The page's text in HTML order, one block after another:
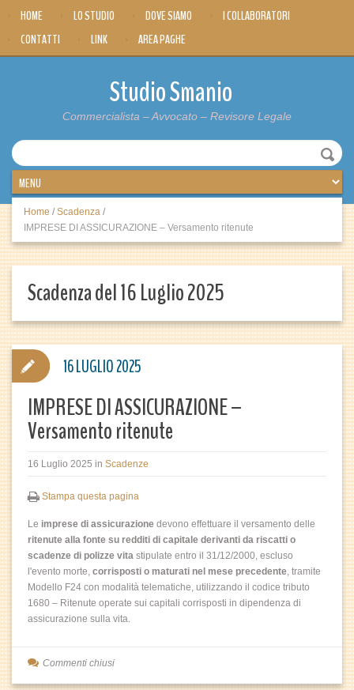
HOME LO STUDIO DOVE SIAMO
I COLLABORATORI
CONTATTI
LINK AREA PAGHE
Studio Smanio
Commercialista – Avvocato – Revisore Legale
Home / Scadenza /
IMPRESE DI ASSICURAZIONE – Versamento ritenute
Scadenza del 16 Luglio 2025
IMPRESE DI ASSICURAZIONE –
Versamento ritenute
16 Luglio 2025 in Scadenze
Stampa questa pagina
Le imprese di assicurazione devono effettuare il versamento delle
ritenute alla fonte su redditi di capitale derivanti da riscatti o
scadenze di polizze vita stipulate entro il 31/12/2000, escluso
l'evento morte, corrisposti o maturati nel mese precedente, tramite
Modello F24 con modalità telematiche, utilizzando il codice tributo
1680 – Ritenute operate sui capitali corrisposti in dipendenza di
assicurazione sulla vita.
16 LUGLIO 2025
Commenti chiusi